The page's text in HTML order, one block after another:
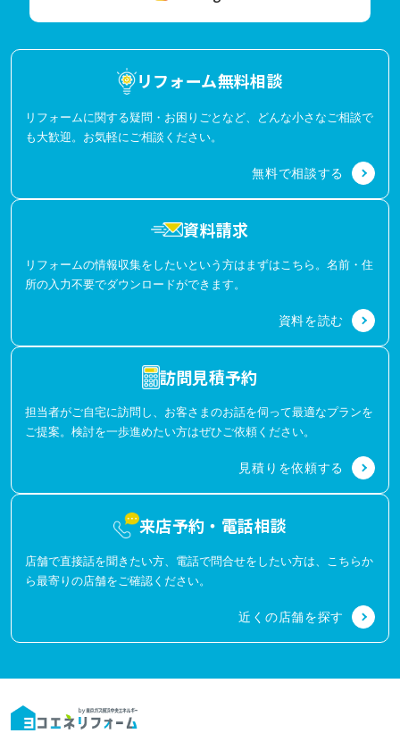
リフォーム無料相談
リフォームに関する疑問・お困りごとなど、どんな小さなご相談で
も大歓迎。お気軽にご相談ください。
無料で相談する
資料請求
リフォームの情報収集をしたいという方はまずはこちら。名前・住
所の入力不要でダウンロードができます。
資料を読む
訪問見積予約
担当者がご自宅に訪問し、お客さまのお話を伺って最適なプランを
ご提案。検討を一歩進めたい方はぜひご依頼ください。
見積りを依頼する
来店予約・電話相談
店舗で直接話を聞きたい方、電話で問合せをしたい方は、こちらか
ら最寄りの店舗をご確認ください。
近くの店舗を探す